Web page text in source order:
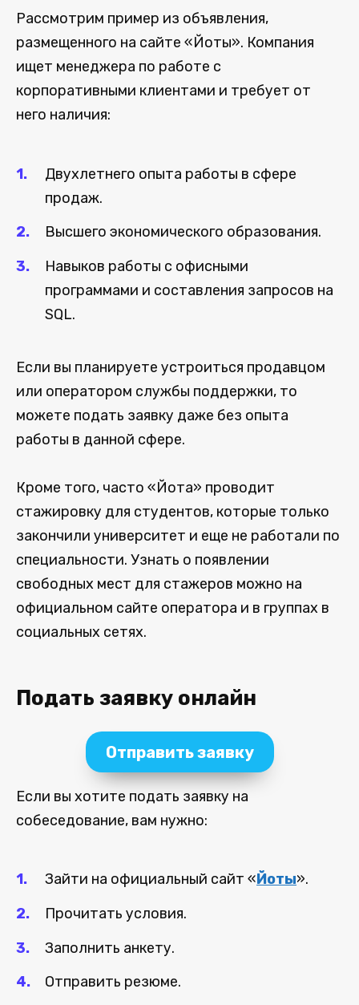
Рассмотрим пример из объявления,
размещенного на сайте «Йоты». Компания
ищет менеджера по работе с
корпоративными клиентами и требует от
него наличия:
Двухлетнего опыта работы в сфере
продаж.
Высшего экономического образования.
Навыков работы с офисными
программами и составления запросов на
SQL.
Если вы планируете устроиться продавцом
или оператором службы поддержки, то
можете подать заявку даже без опыта
работы в данной сфере.
Кроме того, часто «Йота» проводит
стажировку для студентов, которые только
закончили университет и еще не работали по
специальности. Узнать о появлении
свободных мест для стажеров можно на
официальном сайте оператора и в группах в
социальных сетях.
Подать заявку онлайн
Отправить заявку
Если вы хотите подать заявку на
собеседование, вам нужно:
Зайти на официальный сайт «Йоты».
Прочитать условия.
Заполнить анкету.
Отправить резюме.